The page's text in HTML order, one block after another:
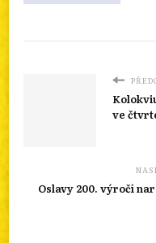
ve
Oslavy 200. výročí